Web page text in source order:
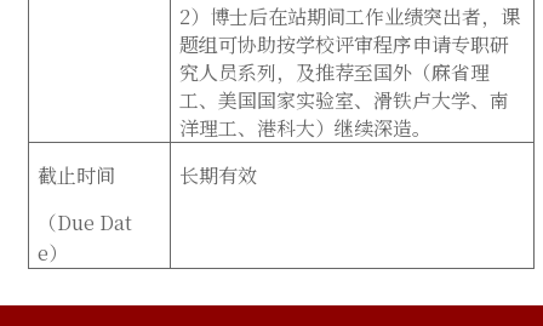
2）博士后在站期间工作业绩突出者，课
题组可协助按学校评审程序申请专职研
究人员系列，及推荐至国外（麻省理
工、美国国家实验室、滑铁卢大学、南
洋理工、港科大）继续深造。
截止时间
（Due Dat
e）
长期有效